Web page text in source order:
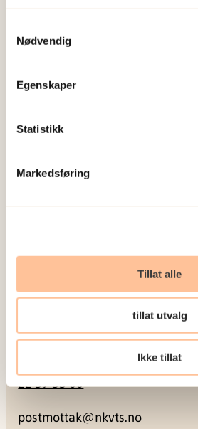
Nødvendig
Egenskaper
Statistikk
Markedsføring
Tillat alle
tillat utvalg
Ikke tillat
Prosjekter
Meld deg på vårt nyhetsbrev
Postadresse
Pb. 181 Nydalen
0484 Oslo
Kontakt
22 59 55 00
postmottak@nkvts.no